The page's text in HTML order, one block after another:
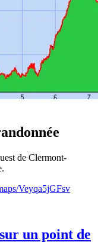
de Clermont-
Veyqa5jGFsv
un point de